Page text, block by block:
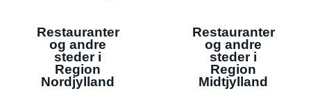
Restauranter
og andre
steder i
Region
Nordjylland
Restauranter
og andre
steder i
Region
Midtjylland